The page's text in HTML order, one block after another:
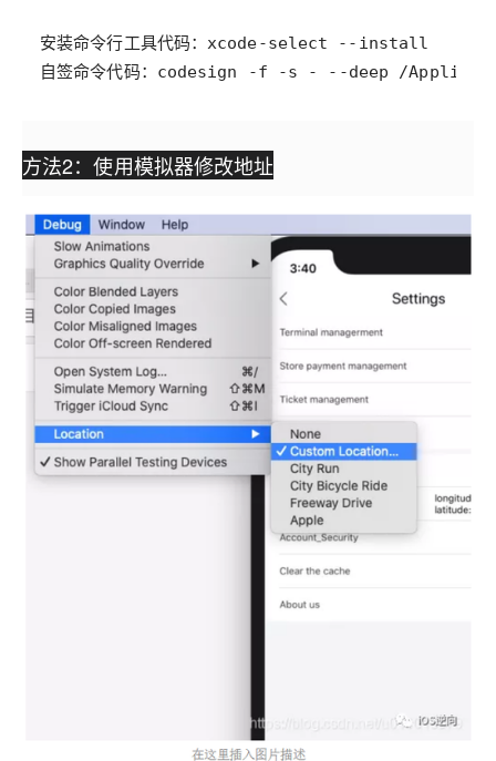
自签命令代码：codesign -f -s - --deep /
方法2：使用模拟器修改地址